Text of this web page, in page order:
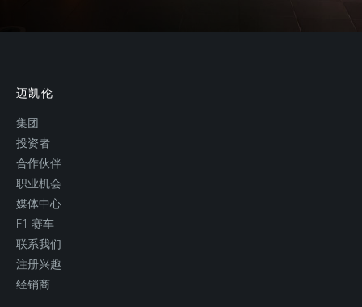
DIN Kerb Weight
BODY
Body structure
迈凯伦
集团
投资者
合作伙伴
职业机会
媒体中心
F1 赛车
联系我们
注册兴趣
经销商